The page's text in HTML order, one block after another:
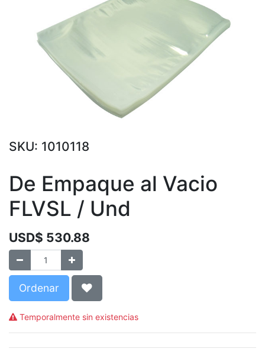
SKU: 1010118
De Empaque al Vacio
FLVSL / Und
USD$ 530.88
Ordenar
Temporalmente sin existencias